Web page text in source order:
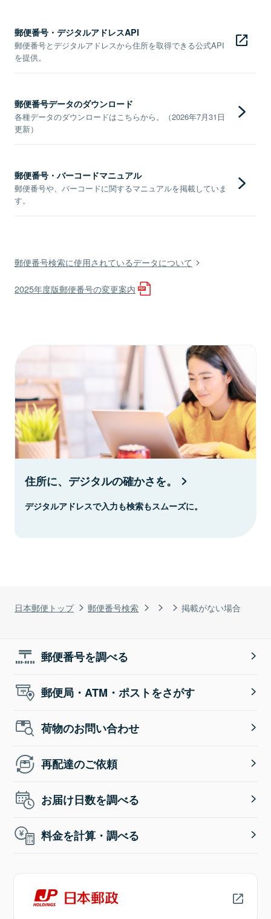
日本郵便トップ 郵便番号検索 掲載がない場合
郵便番号・デジタルアドレスAPI
郵便番号とデジタルアドレスから住所を取得できる公式API
を提供。
郵便番号データのダウンロード
各種データのダウンロードはこちらから。（2026年7月31日
更新）
郵便番号・バーコードマニュアル
郵便番号や、バーコードに関するマニュアルを掲載していま
す。
郵便番号検索に使用されているデータについて
2025年度版郵便番号の変更案内
住所に、デジタルの確かさを。
デジタルアドレスで入力も検索もスムーズに。
郵便番号を調べる
郵便局・ATM・ポストをさがす
荷物のお問い合わせ
再配達のご依頼
お届け日数を調べる
料金を計算・調べる